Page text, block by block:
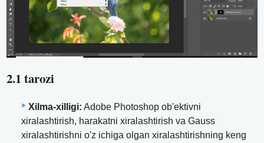
2.1 tarozi
Xilma-xilligi: Adobe Photoshop ob'ektivni
xiralashtirish, harakatni xiralashtirish va Gauss
xiralashtirishni o'z ichiga olgan xiralashtirishning keng